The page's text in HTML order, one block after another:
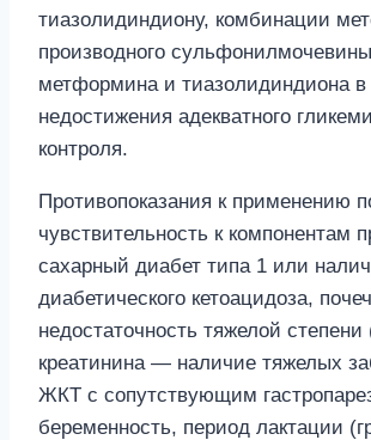
тиазолидиндиону, комбинации
производного
метформина и тиазолидиндиона в
недостижения адекватного
контроля.
Противопоказания к применению
чувствительность к компонентам
сахарный диабет типа 1 или
диабетического кетоацидоза,
недостаточность тяжелой степени
креатинина — наличие тяжелых
ЖКТ с сопутствующим
беременность, период лактации